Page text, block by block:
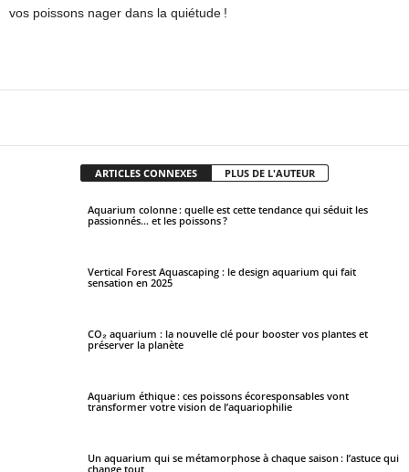
vos poissons nager dans la quiétude !
ARTICLES CONNEXES PLUS DE L'AUTEUR
Aquarium colonne : quelle est cette tendance qui séduit les
passionnés… et les poissons ?
Vertical Forest Aquascaping : le design aquarium qui fait
sensation en 2025
CO₂ aquarium : la nouvelle clé pour booster vos plantes et
préserver la planète
Aquarium éthique : ces poissons écoresponsables vont
transformer votre vision de l’aquariophilie
Un aquarium qui se métamorphose à chaque saison : l’astuce qui
change tout